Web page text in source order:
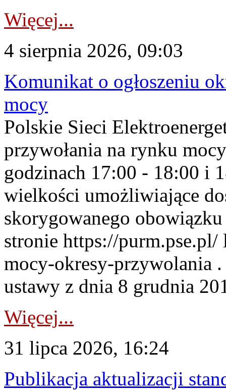
Więcej...
4 sierpnia 2026, 09:03
Komunikat o ogłoszeniu
mocy
Polskie Sieci
przywołania na rynku
godzinach 17:00 - 18:00 i
wielkości umożliwiające
skorygowanego
stronie https://
mocy-okresy-przywolania
ustawy z dnia 8 grudnia
Więcej...
31 lipca 2026, 16:24
Publikacja aktualizacji